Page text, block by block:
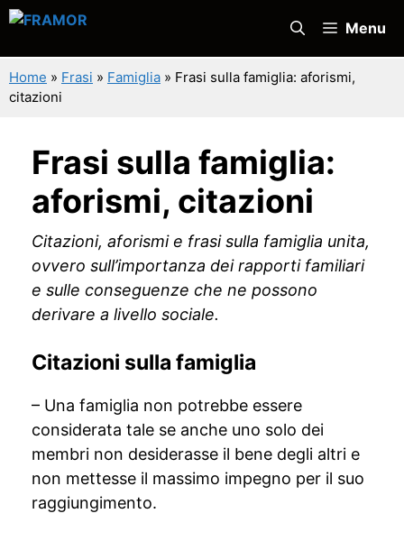
Vai
contenuto
Menu
Home » Frasi » Famiglia » Frasi sulla famiglia: aforismi,
citazioni
Frasi sulla famiglia:
aforismi, citazioni
Citazioni, aforismi e frasi sulla famiglia unita,
ovvero sull’importanza dei rapporti familiari
e sulle conseguenze che ne possono
derivare a livello sociale.
Citazioni sulla famiglia
– Una famiglia non potrebbe essere
considerata tale se anche uno solo dei
membri non desiderasse il bene degli altri e
non mettesse il massimo impegno per il suo
raggiungimento.